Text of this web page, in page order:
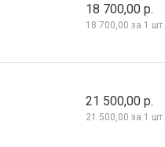
18 700,00 р.
18 700,00 за 1 шт.
21 500,00 р.
21 500,00 за 1 шт.